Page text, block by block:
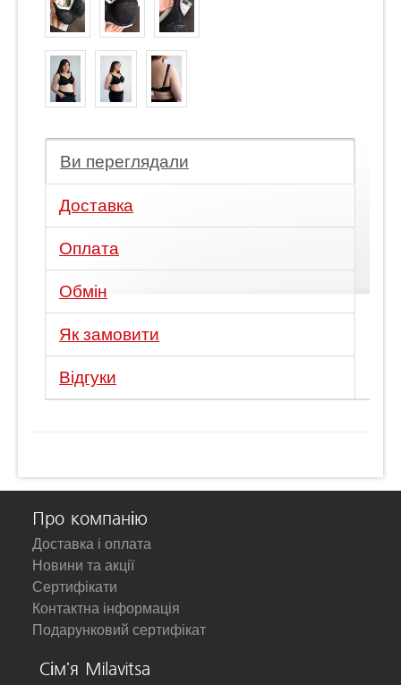
Ви переглядали
Доставка
Оплата
Обмін
Як замовити
Відгуки
Про компанію
Доставка і оплата
Новини та акції
Сертифікати
Контактна інформація
Подарунковий сертифікат
Сім'я Milavitsa